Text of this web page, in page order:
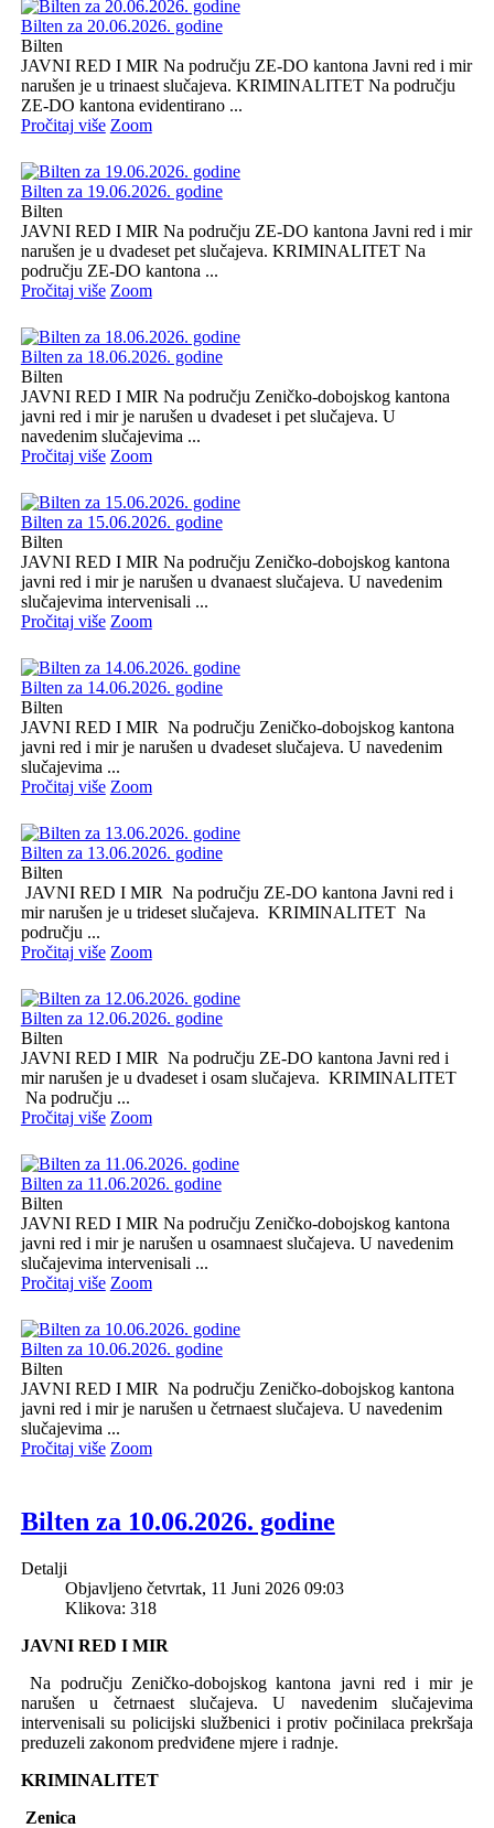
Bilten za 20.06.2026. godine
Bilten
JAVNI RED I MIR Na području ZE-DO kantona Javni red i mir
narušen je u trinaest slučajeva. KRIMINALITET Na području
ZE-DO kantona evidentirano ...
Pročitaj više Zoom
Bilten za 19.06.2026. godine
Bilten
JAVNI RED I MIR Na području ZE-DO kantona Javni red i mir
narušen je u dvadeset pet slučajeva. KRIMINALITET Na
području ZE-DO kantona ...
Pročitaj više Zoom
Bilten za 18.06.2026. godine
Bilten
JAVNI RED I MIR Na području Zeničko-dobojskog kantona
javni red i mir je narušen u dvadeset i pet slučajeva. U
navedenim slučajevima ...
Pročitaj više Zoom
Bilten za 15.06.2026. godine
Bilten
JAVNI RED I MIR Na području Zeničko-dobojskog kantona
javni red i mir je narušen u dvanaest slučajeva. U navedenim
slučajevima intervenisali ...
Pročitaj više Zoom
Bilten za 14.06.2026. godine
Bilten
JAVNI RED I MIR Na području Zeničko-dobojskog kantona
javni red i mir je narušen u dvadeset slučajeva. U navedenim
slučajevima ...
Pročitaj više Zoom
Bilten za 13.06.2026. godine
Bilten
JAVNI RED I MIR Na području ZE-DO kantona Javni red i
mir narušen je u trideset slučajeva. KRIMINALITET Na
području ...
Pročitaj više Zoom
Bilten za 12.06.2026. godine
Bilten
JAVNI RED I MIR Na području ZE-DO kantona Javni red i
mir narušen je u dvadeset i osam slučajeva. KRIMINALITET
Na području ...
Pročitaj više Zoom
Bilten za 11.06.2026. godine
Bilten
JAVNI RED I MIR Na području Zeničko-dobojskog kantona
javni red i mir je narušen u osamnaest slučajeva. U navedenim
slučajevima intervenisali ...
Pročitaj više Zoom
Bilten za 10.06.2026. godine
Bilten
JAVNI RED I MIR Na području Zeničko-dobojskog kantona
javni red i mir je narušen u četrnaest slučajeva. U navedenim
slučajevima ...
Pročitaj više Zoom
Bilten za 10.06.2026. godine
Detalji
Objavljeno četvrtak, 11 Juni 2026 09:03
Klikova: 318
JAVNI RED I MIR
Na području Zeničko-dobojskog kantona javni red i mir je
narušen u četrnaest slučajeva. U navedenim
slučajevima
intervenisali su policijski službenici i protiv počinilaca prekršaja
preduzeli zakonom predviđene mjere i radnje.
KRIMINALITET
Zenica